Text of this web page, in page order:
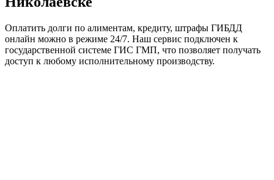
Оплатить долги по алиментам, кредиту, штрафы ГИБДД
онлайн можно в режиме 24/7. Наш сервис подключен к
государственной системе ГИС ГМП, что позволяет получать
доступ к любому исполнительному производству.